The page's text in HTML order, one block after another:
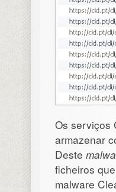
Os serviços
armazenar
Deste
ficheiros
malware